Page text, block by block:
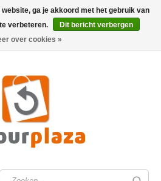
ga je akkoord met het gebruik van
verbeteren.
Dit bericht verbergen
over cookies »